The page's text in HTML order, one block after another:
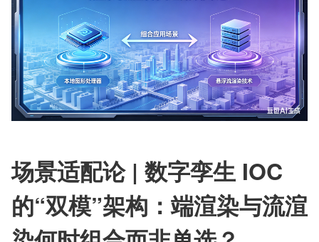
场景适配论 | 数字孪生 IOC
的“双模”架构：端渲染与流渲